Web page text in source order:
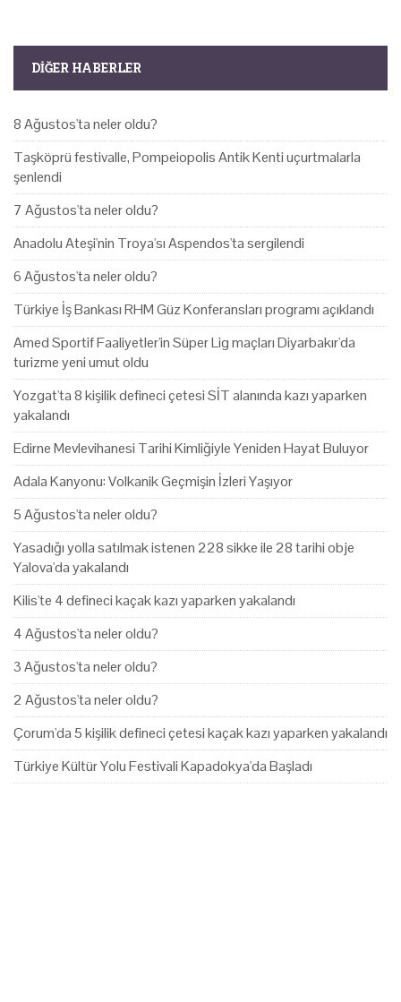
DIĞER HABERLER
8 Ağustos'ta neler oldu?
Taşköprü festivalle, Pompeiopolis Antik Kenti uçurtmalarla
şenlendi
7 Ağustos'ta neler oldu?
Anadolu Ateşi'nin Troya'sı Aspendos'ta sergilendi
6 Ağustos'ta neler oldu?
Türkiye İş Bankası RHM Güz Konferansları programı açıklandı
Amed Sportif Faaliyetler'in Süper Lig maçları Diyarbakır'da
turizme yeni umut oldu
Yozgat'ta 8 kişilik defineci çetesi SİT alanında kazı yaparken
yakalandı
Edirne Mevlevihanesi Tarihi Kimliğiyle Yeniden Hayat Buluyor
Adala Kanyonu: Volkanik Geçmişin İzleri Yaşıyor
5 Ağustos'ta neler oldu?
Yasadığı yolla satılmak istenen 228 sikke ile 28 tarihi obje
Yalova'da yakalandı
Kilis'te 4 defineci kaçak kazı yaparken yakalandı
4 Ağustos'ta neler oldu?
3 Ağustos'ta neler oldu?
2 Ağustos'ta neler oldu?
Çorum'da 5 kişilik defineci çetesi kaçak kazı yaparken yakalandı
Türkiye Kültür Yolu Festivali Kapadokya'da Başladı